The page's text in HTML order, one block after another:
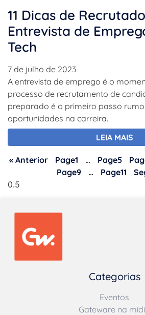
11 Dicas de
Entrevista de
Tech
7 de julho de 2023
A entrevista de emprego é o
processo de recrutamento de
preparado é o primeiro passo
oportunidades na carreira.
LEIA MAIS
« Anterior Page1 … Page5
Page9 … Page11
Categorias
Eventos
Gateware na